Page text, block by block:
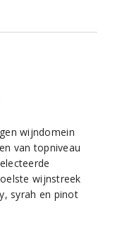
wijndomein
van topniveau
wijnstreek
syrah en pinot